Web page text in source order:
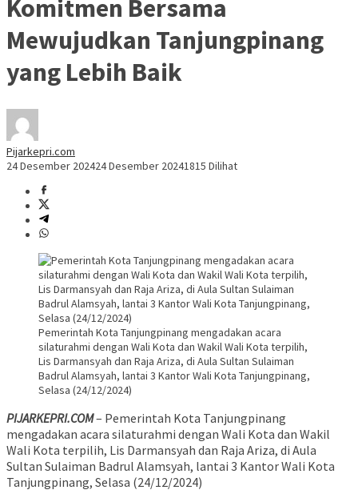
Komitmen Bersama
Mewujudkan Tanjungpinang
yang Lebih Baik
Pijarkepri.com
24 Desember 202424 Desember 20241815 Dilihat
Pemerintah Kota Tanjungpinang mengadakan acara
silaturahmi dengan Wali Kota dan Wakil Wali Kota terpilih,
Lis Darmansyah dan Raja Ariza, di Aula Sultan Sulaiman
Badrul Alamsyah, lantai 3 Kantor Wali Kota Tanjungpinang,
Selasa (24/12/2024)
PIJARKEPRI.COM– Pemerintah Kota Tanjungpinang
mengadakan acara silaturahmi dengan Wali Kota dan Wakil
Wali Kota terpilih, Lis Darmansyah dan Raja Ariza, di Aula
Sultan Sulaiman Badrul Alamsyah, lantai 3 Kantor Wali Kota
Tanjungpinang, Selasa (24/12/2024)